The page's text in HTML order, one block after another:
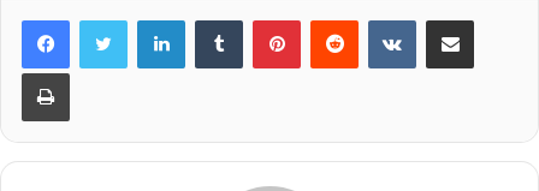
LinkedInTumblr PinterestReddit VKontakteE-Posta ile paylaş
Yazdır